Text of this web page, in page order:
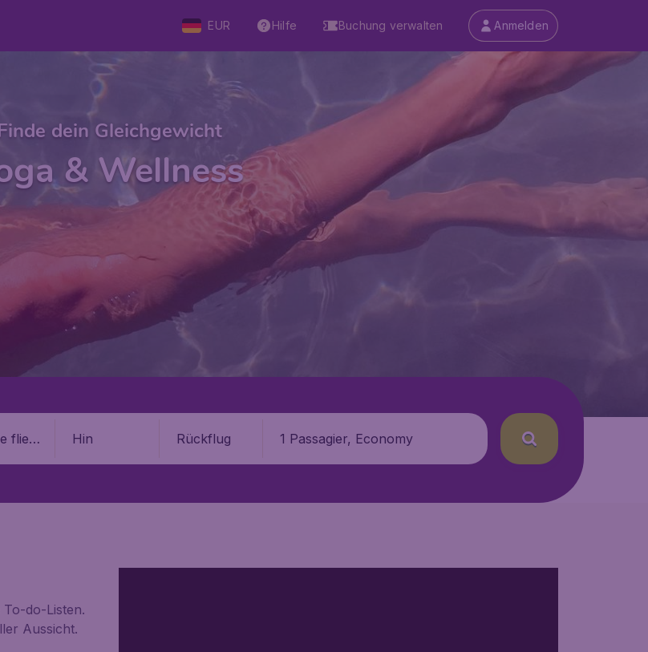
EUR Hilfe Buchung verwalten Anmelden
dein Gleichgewicht
& Wellness
Hin Rückflug 1 Passagier, Economy
To-do-Listen.
Aussicht.